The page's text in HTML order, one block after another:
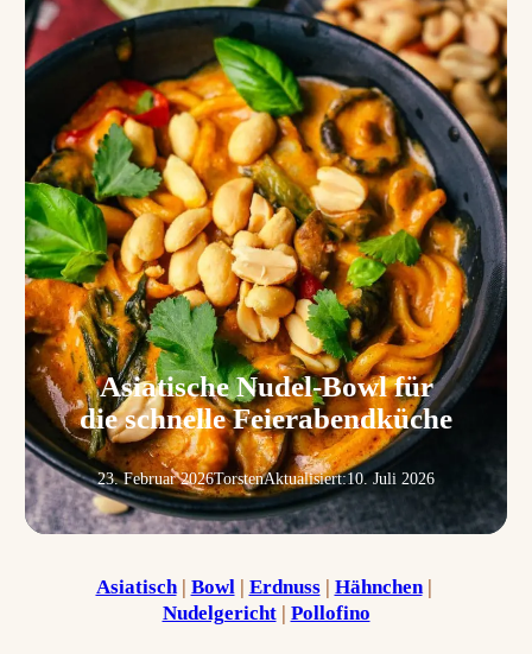
Asiatische Nudel-Bowl für
die schnelle Feierabendküche
23. Februar 2026TorstenAktualisiert:10. Juli 2026
Asiatisch | Bowl | Erdnuss | Hähnchen
Nudelgericht | Pollofino